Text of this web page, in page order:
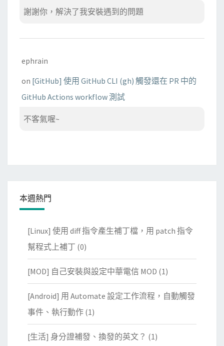
謝謝你，解決了我安裝遇到的問題
ephrain
on [GitHub] 使用 GitHub CLI (gh) 觸發還在 PR 中的
GitHub Actions workflow 測試
不客氣喔~
本週熱門
[Linux] 使用 diff 指令產生補丁檔，用 patch 指令
幫程式上補丁 (0)
[MOD] 自己安裝與設定中華電信 MOD (1)
[Android] 用 Automate 設定工作流程，自動觸發
事件、執行動作 (1)
[生活] 身分證補發、換發的英文？ (1)